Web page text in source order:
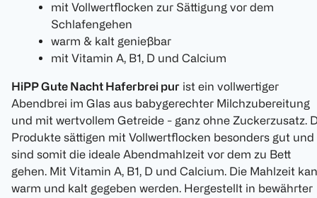
mit Vollwertflocken zur Sättigung vor dem
Schlafengehen
warm & kalt genießbar
mit Vitamin A, B1, D und Calcium
HiPP Gute Nacht Haferbrei pur ist ein vollwertiger
Abendbrei im Glas aus babygerechter Milchzubereitung
und mit wertvollem Getreide - ganz ohne Zuckerzusatz.
Produkte sättigen mit Vollwertflocken besonders gut und
sind somit die ideale Abendmahlzeit vor dem zu Bett
gehen. Mit Vitamin A, B1, D und Calcium. Die Mahlzeit
warm und kalt gegeben werden. Hergestellt in bewährter